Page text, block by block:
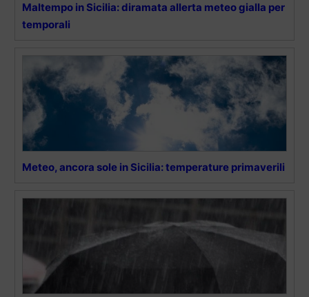
Maltempo in Sicilia: diramata allerta meteo gialla per
temporali
Meteo, ancora sole in Sicilia: temperature primaverili